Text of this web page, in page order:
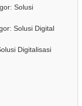
Solusi
Solusi Digital
Digitalisasi